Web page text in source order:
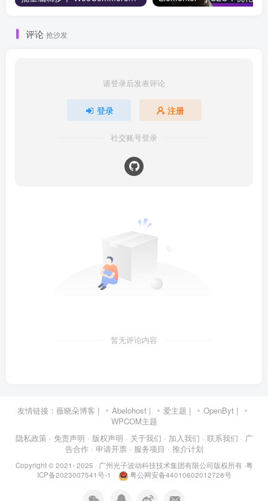
评论 抢沙发
请登录后发表评论
登录 注册
社交账号登录
暂无评论内容
友情链接： 薇晓朵博客 | Abelohost | 爱主题 | OpenByt |
WPCOM主题
隐私政策 · 免责声明 · 版权声明 · 关于我们 · 加入我们 · 联系我们 · 广
告合作 · 申请开票 · 服务项目 · 推介计划
Copyright © 2021- 2025 · 广州光子波动科技技术集团有限公司版权所有·粤
ICP备2023007541号-1 · 粤公网安备44010602012728号